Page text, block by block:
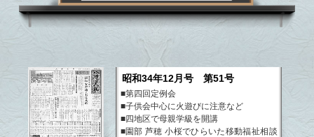
昭和34年12月号 第51号
■第四回定例会
■子供会中心に火遊びに注意など
■四地区で母親学級を開講
■園部 芦穂 小桜でひらいた移動福祉相談